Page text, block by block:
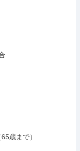
歳まで）